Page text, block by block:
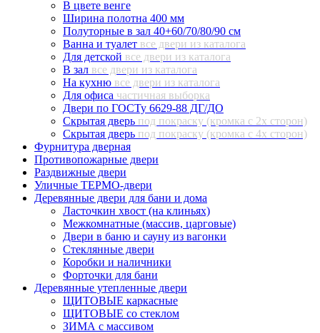
В цвете венге
Ширина полотна 400 мм
Полуторные в зал 40+60/70/80/90 см
Ванна и туалет все двери из каталога
Для детской все двери из каталога
В зал все двери из каталога
На кухню все двери из каталога
Для офиса частичная выборка
Двери по ГОСТу 6629-88 ДГ/ДО
Скрытая дверь под покраску (кромка с 2х сторон)
Скрытая дверь под покраску (кромка с 4х сторон)
Фурнитура дверная
Противопожарные двери
Раздвижные двери
Уличные ТЕРМО-двери
Деревянные двери для бани и дома
Ласточкин хвост (на клиньях)
Межкомнатные (массив, царговые)
Двери в баню и сауну из вагонки
Стеклянные двери
Коробки и наличники
Форточки для бани
Деревянные утепленные двери
ЩИТОВЫЕ каркасные
ЩИТОВЫЕ со стеклом
ЗИМА с массивом